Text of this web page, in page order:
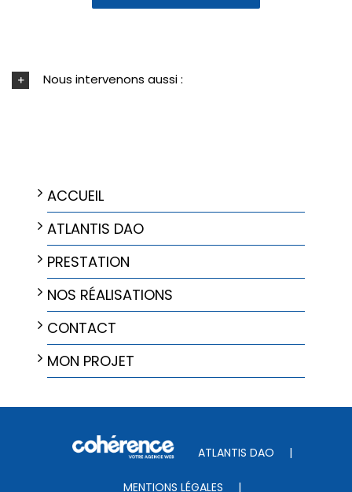
Nous intervenons aussi :
ACCUEIL
ATLANTIS DAO
PRESTATION
NOS RÉALISATIONS
CONTACT
MON PROJET
ATLANTIS DAO |
MENTIONS LÉGALES |